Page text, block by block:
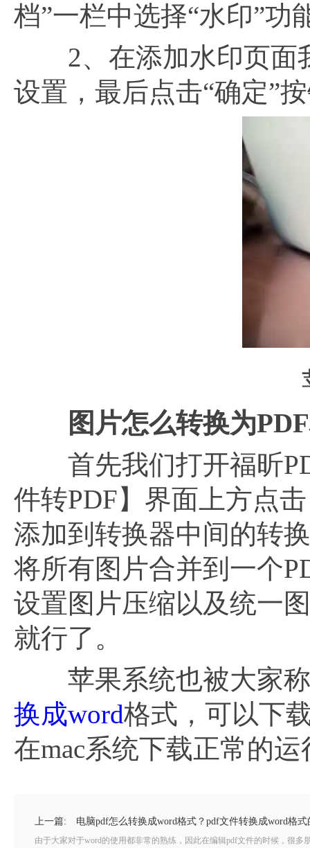
档”一栏中选择“水印”功
2、在添加水印页面
设置，最后点击“确定”
苹
图片怎么转换为
首先我们打开福昕
件转PDF】界面上方点
添加到转换器中间的转
将所有图片合并到一个
设置图片压缩以及统一
就行了。
苹果系统也被大家称
换成word格式，可以下
在mac系统下载正常的运
上一篇: 电脑pdf怎么转换成word格式？pdf文件转换成word格
由于大家对于word的使用都非常的熟练，因此在编辑pdf文件的时候，很